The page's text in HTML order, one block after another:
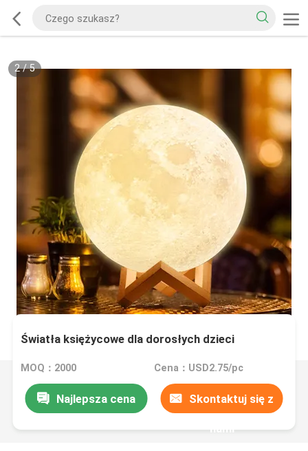
2/5
Światła księżycowe dla dorosłych dzieci
MOQ：2000 Cena：USD2.75/pc
Najlepsza cena Skontaktuj się z
nami